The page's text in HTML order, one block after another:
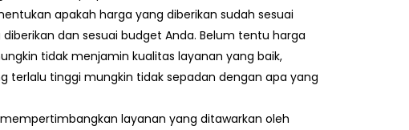
apakah harga yang diberikan sudah sesuai
dan sesuai budget Anda. Belum tentu harga
tidak menjamin kualitas layanan yang baik,
terlalu tinggi mungkin tidak sepadan dengan apa yang
layanan yang ditawarkan oleh